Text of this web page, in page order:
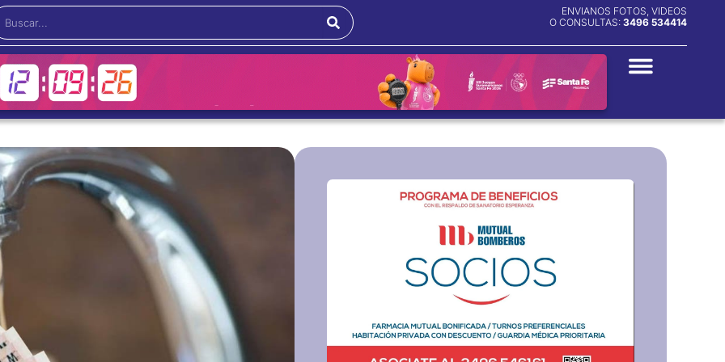
ENVIANOS FOTOS, VIDEOS
O CONSULTAS: 3496 534414